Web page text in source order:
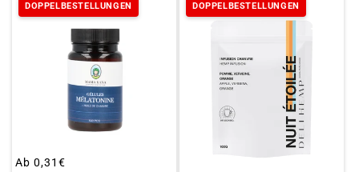
H
DOPPELBESTELLUNGEN
Üblicher
Ab 0,31€
DOPPELBESTELLUNGEN